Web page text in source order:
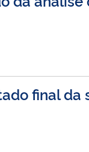
final